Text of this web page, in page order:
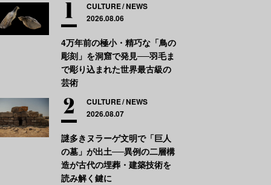
CULTURE NEWS
2026.08.06
4万年前の極小・精巧な「鳥の
彫刻」を洞窟で発見──羽毛ま
で彫り込まれた世界最古級の
芸術
CULTURE NEWS
2026.08.07
謎多きヌラーゲ文明で「巨人
の墓」が出土──異例の二層構
造が古代の埋葬・建築技術を
読み解く鍵に